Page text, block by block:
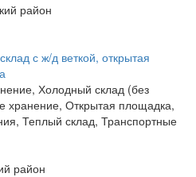
район
с ж/д веткой, открытая
Холодный склад (без
хранение, Открытая площадка,
Теплый склад, Транспортные
район